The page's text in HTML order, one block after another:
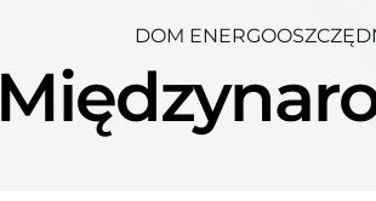
DOM